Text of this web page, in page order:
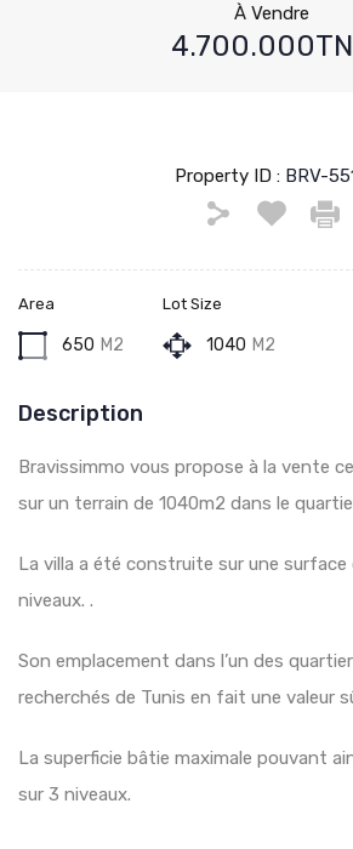
À Vendre
Property ID : BRV-
Area
650 M2
Lot Size
1040 M2
Description
Bravissimmo vous propose à la vente
sur un terrain de 1040m2 dans le
La villa a été construite sur une
niveaux. .
Son emplacement dans l’un des
recherchés de Tunis en fait une valeur
La superficie bâtie maximale pouvant
sur 3 niveaux.